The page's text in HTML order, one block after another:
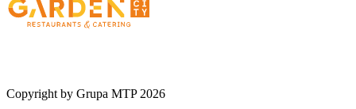
Copyright by Grupa MTP 2026